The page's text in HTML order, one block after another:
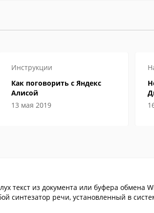
Инструкции
Как поговорить с Яндекс
Алисой
13 мая 2019
текст из документа или буфера обмена
синтезатор речи, установленный в